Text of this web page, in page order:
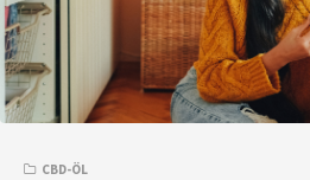
CBD-ÖL